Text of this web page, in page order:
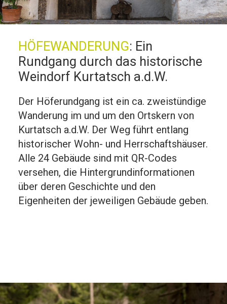
HÖFEWANDERUNG: Ein
Rundgang durch das historische
Weindorf Kurtatsch a.d.W.
Der Höferundgang ist ein ca. zweistündige
Wanderung im und um den Ortskern von
Kurtatsch a.d.W. Der Weg führt entlang
historischer Wohn- und Herrschaftshäuser.
Alle 24 Gebäude sind mit QR-Codes
versehen, die Hintergrundinformationen
über deren Geschichte und den
Eigenheiten der jeweiligen Gebäude geben.